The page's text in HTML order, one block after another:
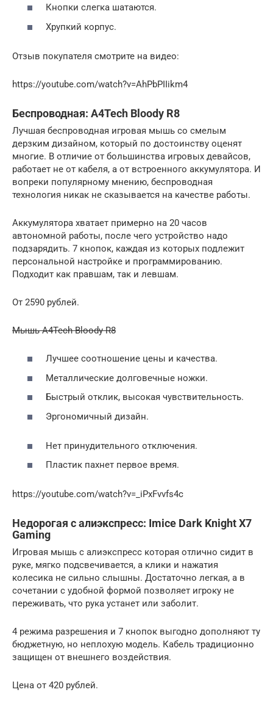
Кнопки слегка шатаются.
Хрупкий корпус.
Отзыв покупателя смотрите на видео:
https://youtube.com/watch?v=AhPbPIIikm4
Беспроводная: A4Tech Bloody R8
Лучшая беспроводная игровая мышь со смелым
дерзким дизайном, который по достоинству оценят
многие. В отличие от большинства игровых девайсов,
работает не от кабеля, а от встроенного аккумулятора. И
вопреки популярному мнению, беспроводная
технология никак не сказывается на качестве работы.
Аккумулятора хватает примерно на 20 часов
автономной работы, после чего устройство надо
подзарядить. 7 кнопок, каждая из которых подлежит
персональной настройке и программированию.
Подходит как правшам, так и левшам.
От 2590 рублей.
Мышь A4Tech Bloody R8
Лучшее соотношение цены и качества.
Металлические долговечные ножки.
Быстрый отклик, высокая чувствительность.
Эргономичный дизайн.
Нет принудительного отключения.
Пластик пахнет первое время.
https://youtube.com/watch?v=_iPxFvvfs4c
Недорогая с алиэкспресс: Imice Dark Knight X7
Gaming
Игровая мышь с алиэкспресс которая отлично сидит в
руке, мягко подсвечивается, а клики и нажатия
колесика не сильно слышны. Достаточно легкая, а в
сочетании с удобной формой позволяет игроку не
переживать, что рука устанет или заболит.
4 режима разрешения и 7 кнопок выгодно дополняют ту
бюджетную, но неплохую модель. Кабель традиционно
защищен от внешнего воздействия.
Цена от 420 рублей.